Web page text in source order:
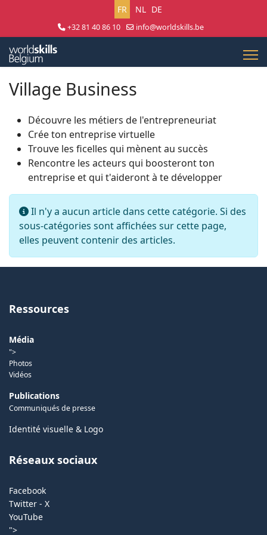
Sélectionnez votre langue
FR NL DE
+32 81 40 86 10
info@worldskills.be
Village Business
Découvre les métiers de l'entrepreneuriat
Crée ton entreprise virtuelle
Trouve les ficelles qui mènent au succès
Rencontre les acteurs qui boosteront ton
entreprise et qui t'aideront à te développer
Info
Il n'y a aucun article dans cette catégorie. Si des
sous-catégories sont affichées sur cette page,
elles peuvent contenir des articles.
Ressources
Média
">
Photos
Vidéos
Publications
Communiqués de presse
Identité visuelle & Logo
Réseaux sociaux
Facebook
Twitter - X
YouTube
">